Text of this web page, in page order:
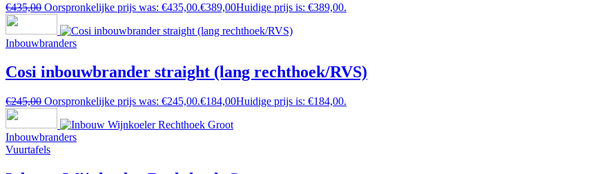
€435,00 Oorspronkelijke prijs was: €435,00.€389,00Huidige prijs is: €389,00.
Inbouwbranders
Cosi inbouwbrander straight (lang rechthoek/RVS)
€245,00 Oorspronkelijke prijs was: €245,00.€184,00Huidige prijs is: €184,00.
Inbouwbranders
Vuurtafels